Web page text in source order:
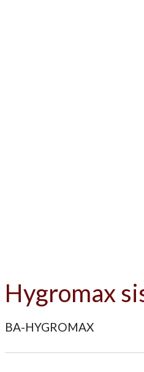
Hygromax
BA-HYGROMAX